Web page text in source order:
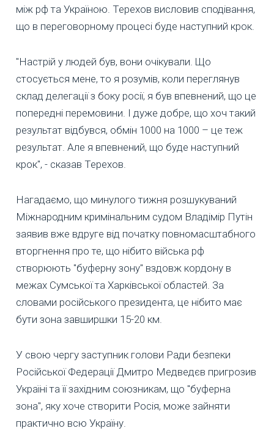
між рф та Україною. Терехов висловив сподівання,
що в переговорному процесі буде наступний крок.
"Настрій у людей був, вони очікували. Що
стосується мене, то я розумів, коли переглянув
склад делегації з боку росії, я був впевнений, що це
попередні перемовини. І дуже добре, що хоч такий
результат відбувся, обмін 1000 на 1000 – це теж
результат. Але я впевнений, що буде наступний
крок", - сказав Терехов.
Нагадаємо, що минулого тижня розшукуваний
Міжнародним кримінальним судом Владімір Путін
заявив вже вдруге від початку повномасштабного
вторгнення про те, що нібито війська рф
створюють "буферну зону" вздовж кордону в
межах Сумської та Харківської областей. За
словами російського президента, це нібито має
бути зона завширшки 15-20 км.
У свою чергу заступник голови Ради безпеки
Російської Федерації Дмитро Медведєв пригрозив
Україні та її західним союзникам, що "буферна
зона", яку хоче створити Росія, може зайняти
практично всю Україну.